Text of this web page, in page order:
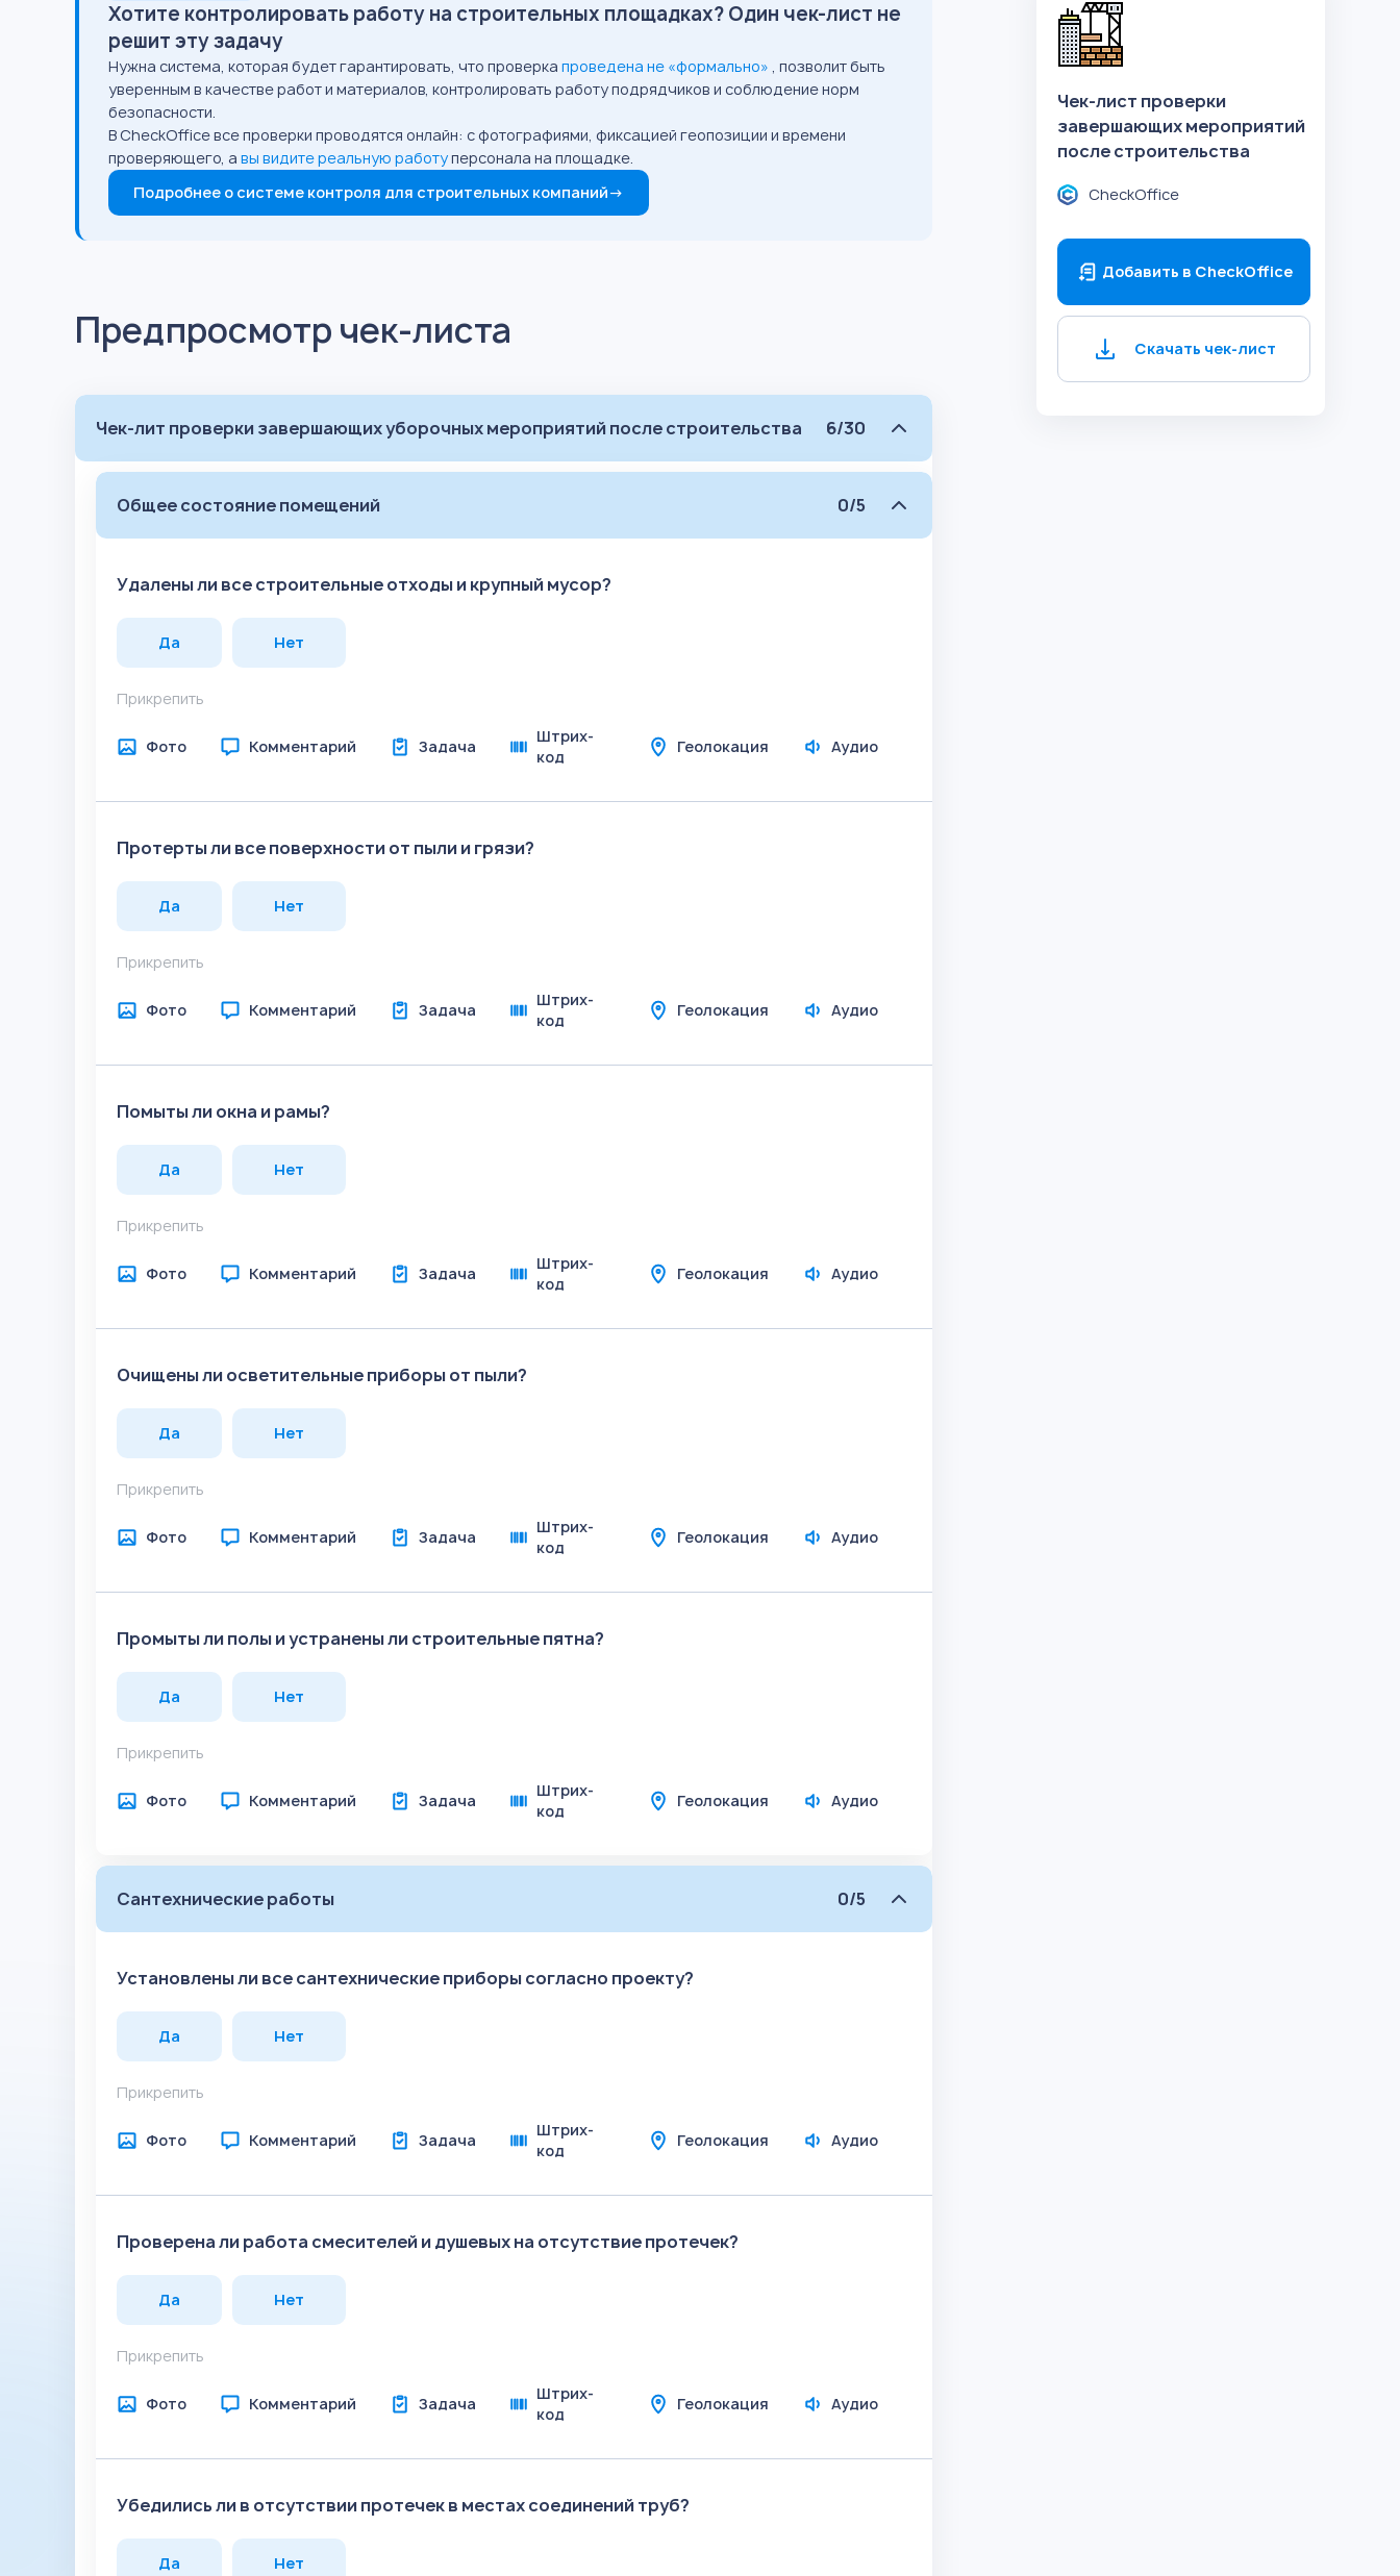
Чек-лист проверки
завершающих мероприятий
после строительства
CheckOffice
Добавить в CheckOffice
Скачать чек-лист
Хотите контролировать работу на строительных площадках? Один чек-лист не
решит эту задачу
Нужна система, которая будет гарантировать, что проверка проведена не «формально» , позволит быть
уверенным в качестве работ и материалов, контролировать работу подрядчиков и соблюдение норм
безопасности.
В CheckOffice все проверки проводятся онлайн: с фотографиями, фиксацией геопозиции и времени
проверяющего, а вы видите реальную работуперсонала на площадке.
Подробнее о системе контроля для строительных компаний→
Предпросмотр чек-листа
Чек-лит проверки завершающих уборочных мероприятий после строительства 6/30
Общее состояние помещений 0/5
Удалены ли все строительные отходы и крупный мусор?
Да Нет
Прикрепить
Фото Комментарий Задача
Штрих-
код
Геолокация Аудио
Протерты ли все поверхности от пыли и грязи?
Да Нет
Прикрепить
Фото Комментарий Задача
Штрих-
код
Геолокация Аудио
Помыты ли окна и рамы?
Да Нет
Прикрепить
Фото Комментарий Задача
Штрих-
код
Геолокация Аудио
Очищены ли осветительные приборы от пыли?
Да Нет
Прикрепить
Фото Комментарий Задача
Штрих-
код
Геолокация Аудио
Промыты ли полы и устранены ли строительные пятна?
Да Нет
Прикрепить
Фото Комментарий Задача
Штрих-
код
Геолокация Аудио
Сантехнические работы 0/5
Установлены ли все сантехнические приборы согласно проекту?
Да Нет
Прикрепить
Фото Комментарий Задача
Штрих-
код
Геолокация Аудио
Проверена ли работа смесителей и душевых на отсутствие протечек?
Да Нет
Прикрепить
Фото Комментарий Задача
Штрих-
код
Геолокация Аудио
Убедились ли в отсутствии протечек в местах соединений труб?
Да Нет